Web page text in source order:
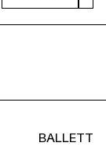
BALLETT